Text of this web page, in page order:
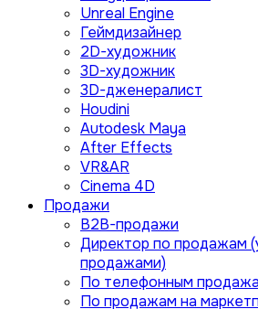
Unreal Engine
Геймдизайнер
2D-художник
3D-художник
3D-дженералист
Houdini
Autodesk Maya
After Effects
VR&AR
Cinema 4D
Продажи
B2B-продажи
Директор по продажам
продажами)
По телефонным
По продажам на